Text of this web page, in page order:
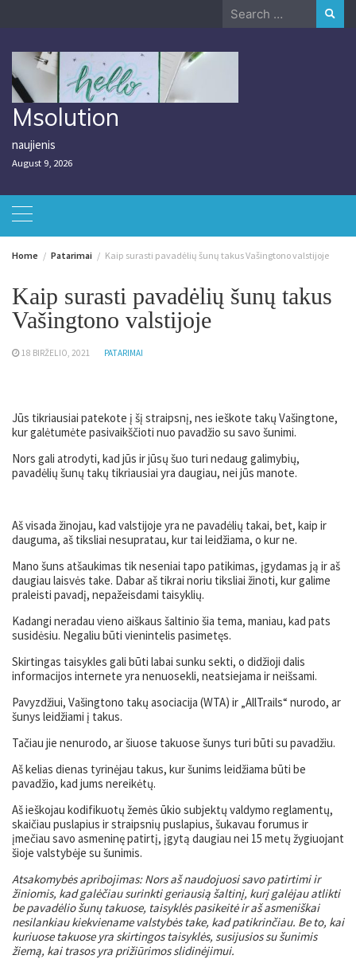
Search
Msolution
naujienis
August 9, 2026
Home Patarimai Kaip surasti pavadėlių šunų takus Vašingtono valstijoje
Kaip surasti pavadėlių šunų takus
Vašingtono valstijoje
18 BIRŽELIO, 2021 PATARIMAI
Jūs tikriausiai patekote į šį straipsnį, nes ieškote takų Vašingtone,
kur galėtumėte pasivaikščioti nuo pavadžio su savo šunimi.
Nors gali atrodyti, kad jūs ir jūsų šuo turi nedaug galimybių,
pavadėlių šunų takų tikriausiai yra daugiau, nei jūs manote.
Aš visada žinojau, kad valstijoje yra ne pavadėlių takai, bet, kaip ir
dauguma, aš tiksliai nesupratau, kur tai leidžiama, o kur ne.
Mano šuns atšaukimas tik neseniai tapo patikimas, įgydamas ją ir aš
daugiau laisvės take. Dabar aš tikrai noriu tiksliai žinoti, kur galime
praleisti pavadį, nepažeisdami taisyklių.
Kadangi neradau vieno aiškaus šaltinio šia tema, maniau, kad pats
susidėsiu. Negaliu būti vienintelis pasimetęs.
Skirtingas taisykles gali būti labai sunku sekti, o didžioji dalis
informacijos internete yra nenuosekli, neatsiejama ir neišsami.
Pavyzdžiui, Vašingtono takų asociacija (WTA) ir „AllTrails“ nurodo, ar
šunys leidžiami į takus.
Tačiau jie nenurodo, ar šiuose takuose šunys turi būti su pavadžiu.
Aš kelias dienas tyrinėjau takus, kur šunims leidžiama būti be
pavadžio, kad jums nereikėtų.
Aš ieškojau kodifikuotų žemės ūkio subjektų valdymo reglamentų,
skaičiau puslapius ir straipsnių puslapius, šukavau forumus ir
įmečiau savo asmeninę patirtį, įgytą daugiau nei 15 metų žygiuojant
šioje valstybėje su šunimis.
Atsakomybės apribojimas: Nors aš naudojuosi savo patirtimi ir
žiniomis, kad galėčiau surinkti geriausią šaltinį, kurį galėjau atlikti
be pavadėlio šunų takuose, taisyklės pasikeitė ir aš asmeniškai
nesilankiau kiekviename valstybės take, kad patikrinčiau. Be to, kai
kuriuose takuose yra skirtingos taisyklės, susijusios su šunimis
žiemą, kai trasos yra prižiūrimos slidinėjimui.